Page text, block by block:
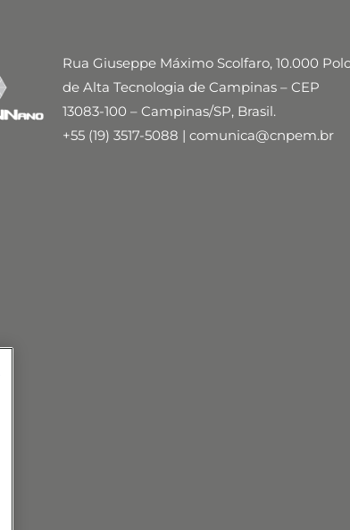
Rua Giuseppe Máximo Scolfaro, 10.000
de Alta Tecnologia de Campinas – CEP
13083-100 – Campinas/SP, Brasil.
+55 (19) 3517-5088 | comunica@cnpem.br